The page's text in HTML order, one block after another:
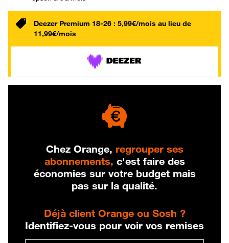
Deezer Premium 18-26 : 5,99€/mois au lieu de
11,99€/mois
Chez Orange, regrouper ses
abonnements, c'est faire des
économies sur votre budget mais
pas sur la qualité.
Déjà client Orange ou Sosh ?
Identifiez-vous pour voir vos remises